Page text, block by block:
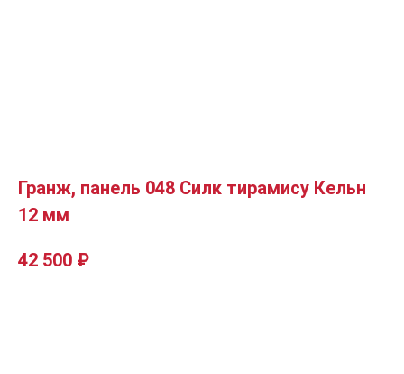
Гранж, панель 048 Силк тирамису Кельн
12 мм
42 500 ₽